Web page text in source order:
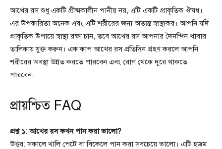
আখের রস শুধু একটি গ্রীষ্মকালীন পানীয় নয়, এটি একটি প্রাকৃতিক ঔষধ।
এর উপকারিতা অনেক এবং এটি শরীরের জন্য অত্যন্ত স্বাস্থ্যকর। আপনি যদি
প্রাকৃতিক উপায়ে স্বাস্থ্য রক্ষা চান, তবে আখের রস আপনার দৈনন্দিন খাবার
তালিকায় যুক্ত করুন। এক কাপ আখের রস প্রতিদিন গ্রহণ করলে আপনি
শরীরের অবস্থা উন্নত করতে পারবেন এবং রোগ থেকে দূরে থাকতে
পারবেন।
প্রায়শ্চিত FAQ
প্রশ্ন ১: আখের রস কখন পান করা ভালো?
উত্তর: সকালে খালি পেটে বা বিকেলে পান করা সবচেয়ে ভালো। এটি হজম